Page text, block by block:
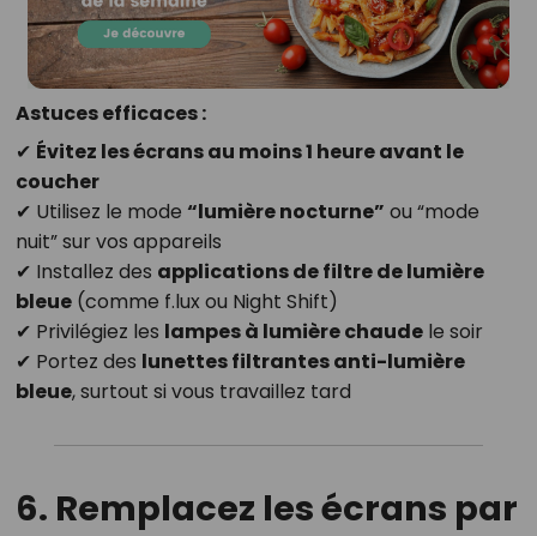
Astuces efficaces :
✔ Évitez les écrans au moins 1 heure avant le
coucher
✔ Utilisez le mode “lumière nocturne” ou “mode
nuit” sur vos appareils
✔ Installez des applications de filtre de lumière
bleue(comme f.lux ou Night Shift)
✔ Privilégiez les lampes à lumière chaudele soir
✔ Portez des lunettes filtrantes anti-lumière
bleue, surtout si vous travaillez tard
6. Remplacez les écrans par